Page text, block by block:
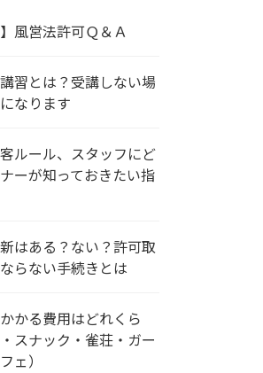
風営法許可Ｑ＆Ａ
習とは？受講しない場
なります
ルール、スタッフにど
ーが知っておきたい指
はある？ない？許可取
らない手続きとは
かる費用はどれくら
スナック・雀荘・ガー
ェ）